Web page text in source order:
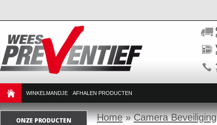
WINKELMANDJE AFHALEN PRODUCTEN
ONZE PRODUCTEN Home»Camera Beveiliging